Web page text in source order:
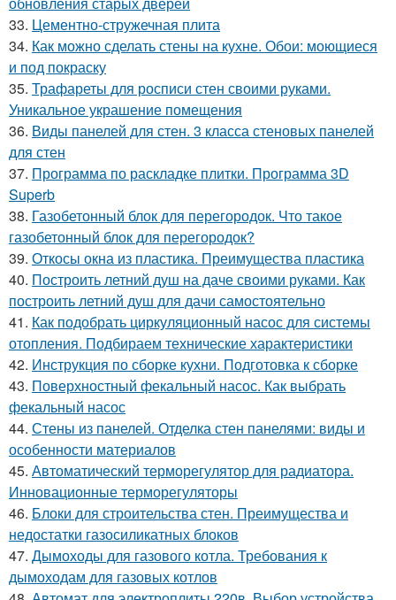
33. Цементно-стружечная плита
34. Как можно сделать стены на кухне. Обои: моющиеся
и под покраску
35. Трафареты для росписи стен своими руками.
Уникальное украшение помещения
36. Виды панелей для стен. 3 класса стеновых панелей
для стен
37. Программа по раскладке плитки. Программа 3D
Superb
38. Газобетонный блок для перегородок. Что такое
газобетонный блок для перегородок?
39. Откосы окна из пластика. Преимущества пластика
40. Построить летний душ на даче своими руками. Как
построить летний душ для дачи самостоятельно
41. Как подобрать циркуляционный насос для системы
отопления. Подбираем технические характеристики
42. Инструкция по сборке кухни. Подготовка к сборке
43. Поверхностный фекальный насос. Как выбрать
фекальный насос
44. Стены из панелей. Отделка стен панелями: виды и
особенности материалов
45. Автоматический терморегулятор для радиатора.
Инновационные терморегуляторы
46. Блоки для строительства стен. Преимущества и
недостатки газосиликатных блоков
47. Дымоходы для газового котла. Требования к
дымоходам для газовых котлов